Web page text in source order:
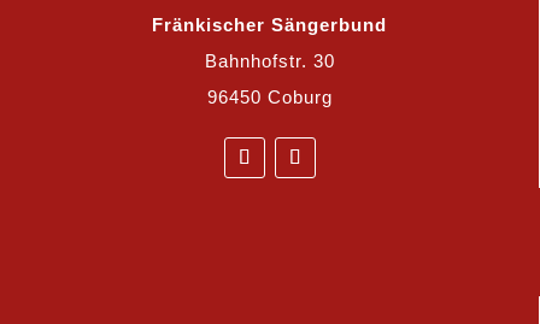
Fränkischer Sängerbund
Bahnhofstr. 30
96450 Coburg